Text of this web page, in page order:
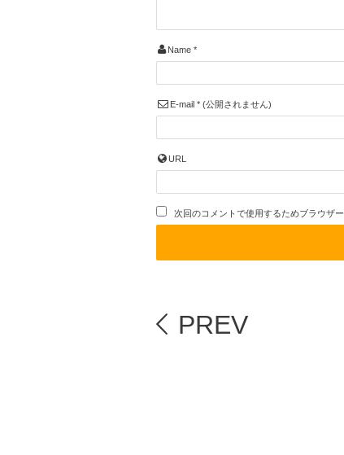
Name *
E-mail *(公開されません)
URL
次回のコメントで使用するためブラウザ
PREV